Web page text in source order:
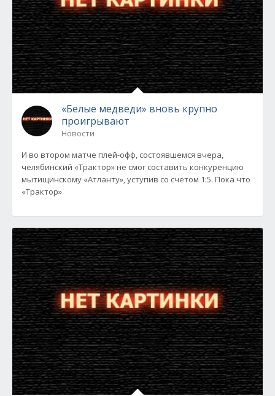
«Белые медведи» вновь крупно
проигрывают
Новости
И во втором матче плей-офф, состоявшемся вчера,
челябинский «Трактор» не смог составить конкуренцию
мытищинскому «Атланту», уступив со счетом 1:5. Пока что
«Трактор»